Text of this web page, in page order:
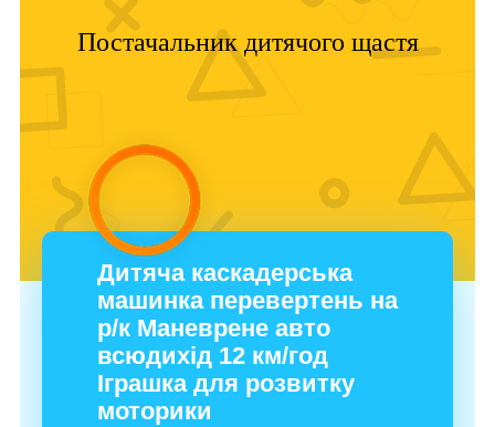
Постачальник дитячого щастя
Дитяча каскадерська
машинка перевертень на
р/к Маневрене авто
всюдихід 12 км/год
Іграшка для розвитку
моторики